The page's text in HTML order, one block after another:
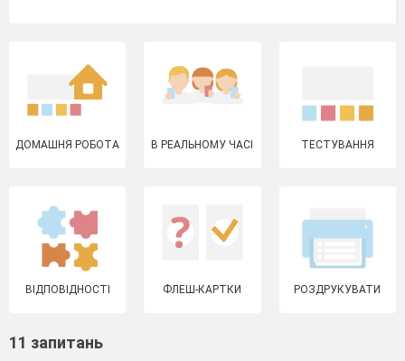
ДОМАШНЯ РОБОТА В РЕАЛЬНОМУ ЧАСІ ТЕСТУВАННЯ
ВІДПОВІДНОСТІ ФЛЕШ-КАРТКИ РОЗДРУКУВАТИ
11 запитань